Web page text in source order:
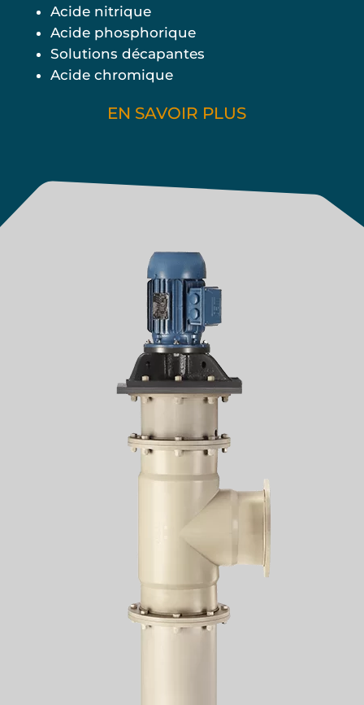
Acide nitrique
Acide phosphorique
Solutions décapantes
Acide chromique
EN SAVOIR PLUS